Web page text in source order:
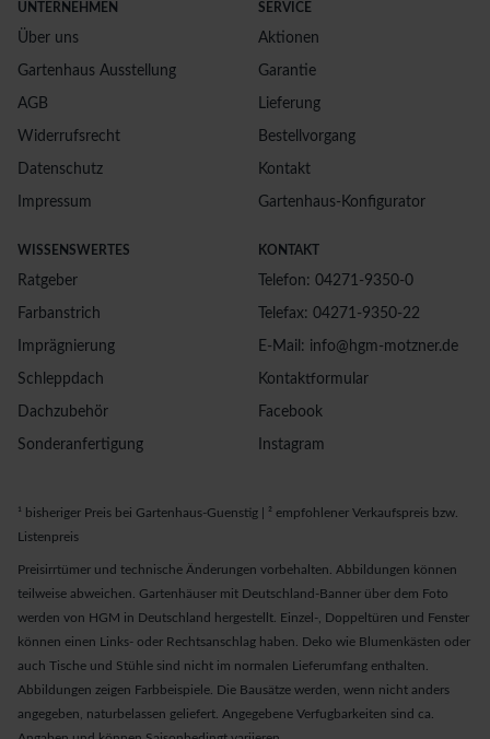
UNTERNEHMEN
Über uns
Gartenhaus Ausstellung
AGB
Widerrufsrecht
Datenschutz
Impressum
SERVICE
Aktionen
Garantie
Lieferung
Bestellvorgang
Kontakt
Gartenhaus-Konfigurator
WISSENSWERTES
Ratgeber
Farbanstrich
Imprägnierung
Schleppdach
Dachzubehör
Sonderanfertigung
KONTAKT
Telefon: 04271-9350-0
Telefax: 04271-9350-22
E-Mail: info@hgm-motzner.de
Kontaktformular
Facebook
Instagram
¹ bisheriger Preis bei Gartenhaus-Guenstig | ² empfohlener Verkaufspreis bzw.
Listenpreis
Preisirrtümer und technische Änderungen vorbehalten. Abbildungen können
teilweise abweichen. Gartenhäuser mit Deutschland-Banner über dem Foto
werden von HGM in Deutschland hergestellt. Einzel-, Doppeltüren und Fenster
können einen Links- oder Rechtsanschlag haben. Deko wie Blumenkästen oder
auch Tische und Stühle sind nicht im normalen Lieferumfang enthalten.
Abbildungen zeigen Farbbeispiele. Die Bausätze werden, wenn nicht anders
angegeben, naturbelassen geliefert. Angegebene Verfugbarkeiten sind ca.